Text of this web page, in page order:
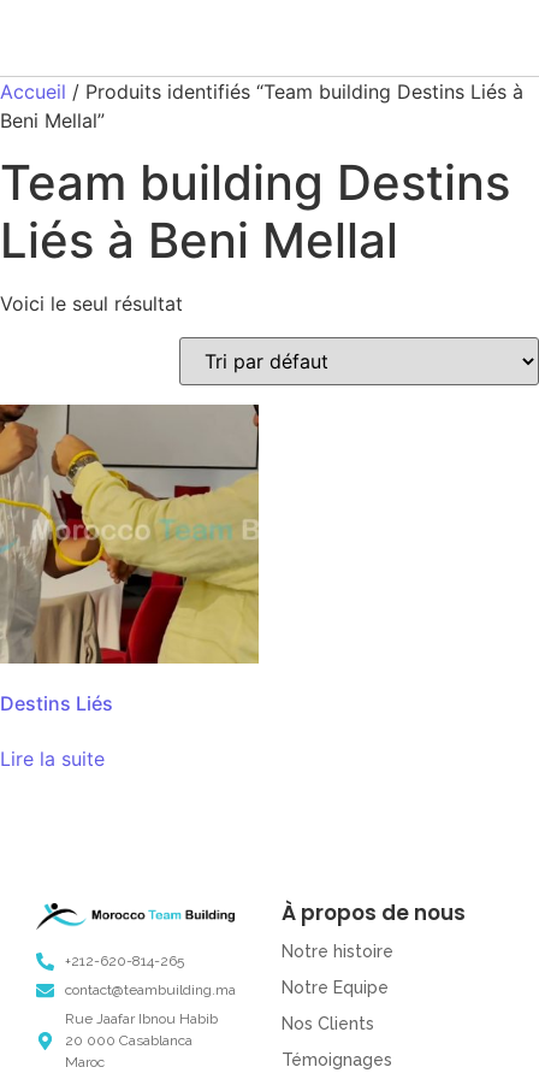
Accueil / Produits identifiés “Team building Destins Liés à
Beni Mellal”
Team building Destins
Liés à Beni Mellal
Voici le seul résultat
Destins Liés
Lire la suite
+212-620-814-265
contact@teambuilding.ma
Rue Jaafar Ibnou Habib
20 000 Casablanca
Maroc
À propos de nous
Notre histoire
Notre Equipe
Nos Clients
Témoignages